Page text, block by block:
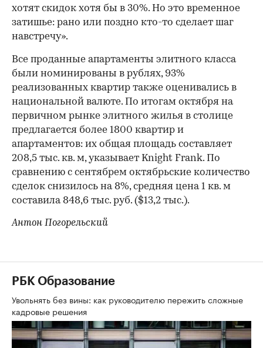
хотят скидок хотя бы в 30%. Но это временное
затишье: рано или поздно кто-то сделает шаг
навстречу».
Все проданные апартаменты элитного класса
были номинированы в рублях, 93%
реализованных квартир также оценивались в
национальной валюте. По итогам октября на
первичном рынке элитного жилья в столице
предлагается более 1800 квартир и
апартаментов: их общая площадь составляет
208,5 тыс. кв. м, указывает Knight Frank. По
сравнению с сентябрем октябрьские количество
сделок снизилось на 8%, средняя цена 1 кв. м
составила 848,6 тыс. руб. ($13,2 тыс.).
Антон Погорельский
РБК Образование
Увольнять без вины: как руководителю пережить сложные
кадровые решения